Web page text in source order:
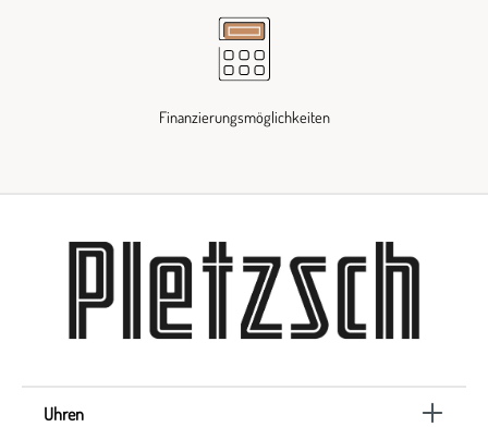
Finanzierungsmöglichkeiten
Uhren